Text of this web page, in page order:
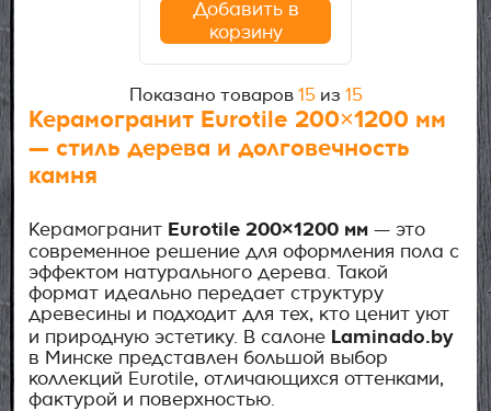
Добавить в
корзину
Показано товаров 15 из 15
Керамогранит Eurotile 200×1200 мм
— стиль дерева и долговечность
камня
Керамогранит Eurotile 200×1200 мм— это
современное решение для оформления пола с
эффектом натурального дерева. Такой
формат идеально передает структуру
древесины и подходит для тех, кто ценит уют
и природную эстетику. В салоне Laminado.by
в Минске представлен большой выбор
коллекций Eurotile, отличающихся оттенками,
фактурой и поверхностью.